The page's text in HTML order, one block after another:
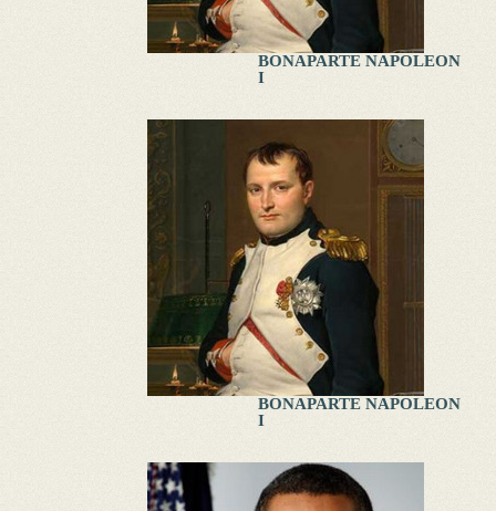
BONAPARTE NAPOLEON
I
BONAPARTE NAPOLEON
I